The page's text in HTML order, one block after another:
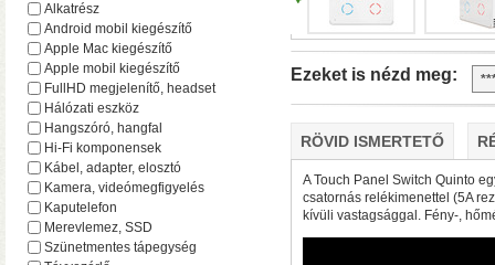
Plusz teljesítmény
F2-425 Plus és F4-
(32 GB-ig bővíthető!)
•
(tárhely és/vagy cache)
Ezeket is nézd meg:
RÖVID ISMERTETŐ
A Touch Panel Switch Quinto
csatornás relékimenettel (5A
kívüli vastagsággal. Fény-,
Alkatrész
Android mobil kiegészítő
Apple Mac kiegészítő
Apple mobil kiegészítő
FullHD megjelenítő, headset
Hálózati eszköz
Hangszóró, hangfal
Hi-Fi komponensek
Kábel, adapter, elosztó
Kamera, videómegfigyelés
Kaputelefon
Merevlemez, SSD
Szünetmentes tápegység